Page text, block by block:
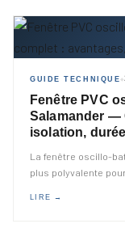
GUIDE TECHNIQUE ◆
Fenêtre PVC
Salamander —
isolation,
La fenêtre oscillo-
plus polyvalente
LIRE →